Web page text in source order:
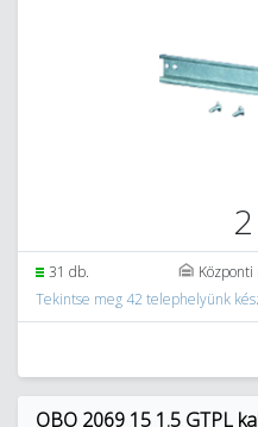
31 db.
Tekintse meg 42 telephelyünk
OBO 2069 15 1.5 GTPL